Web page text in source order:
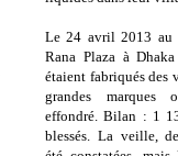
Le 24 avril 2013 au
Rana Plaza à
étaient fabriqués des
grandes marques
effondré. Bilan : 1
blessés. La veille,